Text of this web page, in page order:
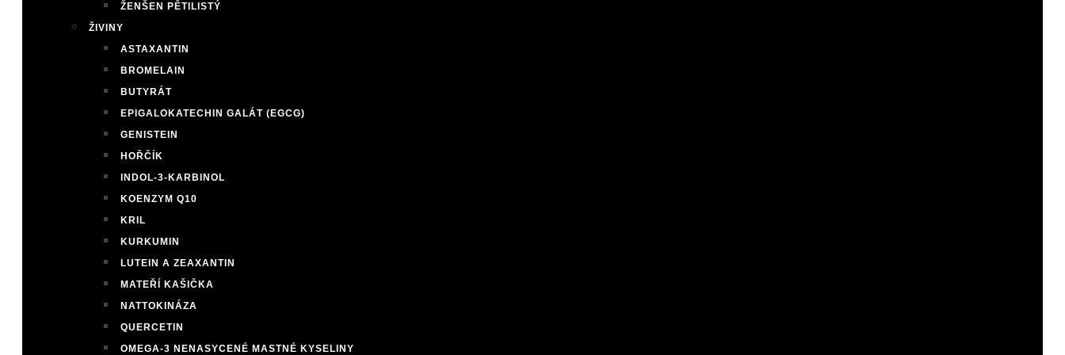
ŽENŠEN PĚTILISTÝ
ŽIVINY
ASTAXANTIN
BROMELAIN
BUTYRÁT
EPIGALOKATECHIN GALÁT (EGCG)
GENISTEIN
HOŘČÍK
INDOL-3-KARBINOL
KOENZYM Q10
KRIL
KURKUMIN
LUTEIN A ZEAXANTIN
MATEŘÍ KAŠIČKA
NATTOKINÁZA
QUERCETIN
OMEGA-3 NENASYCENÉ MASTNÉ KYSELINY